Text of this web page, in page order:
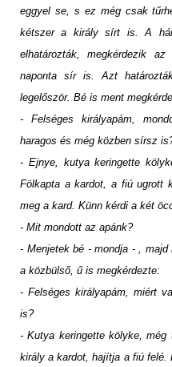
eggyel se, s ez még csak
kétszer a király sírt is. A
elhatározták, megkérdezik
naponta sír is. Azt
legelőször. Bé is ment
- Felséges királyapám,
haragos és még közben sírsz
- Ejnye, kutya keringette
Fölkapta a kardot, a fiú ugrott
meg a kard. Künn kérdi a két
- Mit mondott az apánk?
- Menjetek bé - mondja - ,
a közbülső, ű is megkérdezte:
- Felséges királyapám, miért
is?
- Kutya keringette kölyke,
király a kardot, hajítja a fiú